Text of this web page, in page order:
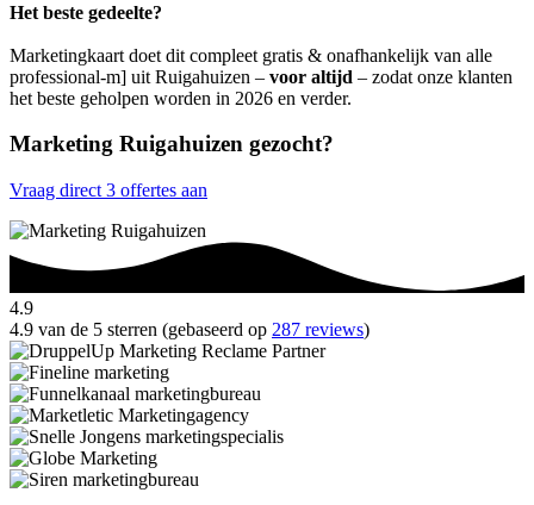
Het beste gedeelte?
Marketingkaart doet dit compleet gratis & onafhankelijk van alle
professional-m] uit Ruigahuizen – voor altijd – zodat onze klanten
het beste geholpen worden in 2026 en verder.
Marketing Ruigahuizen gezocht?
Vraag direct 3 offertes aan
4.9
4.9 van de 5 sterren (gebaseerd op 287 reviews)